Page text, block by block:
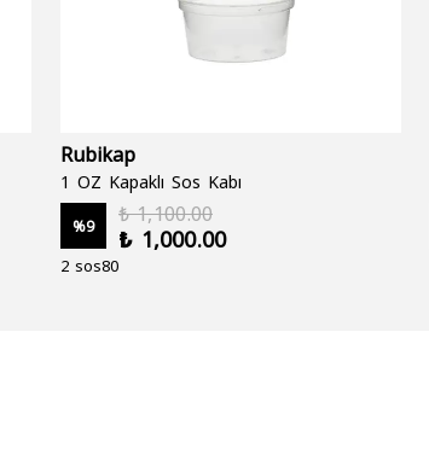
Rubikap
1 OZ Kapaklı Sos Kabı
%9
₺ 1,100.00
₺ 1,000.00
2 sos80